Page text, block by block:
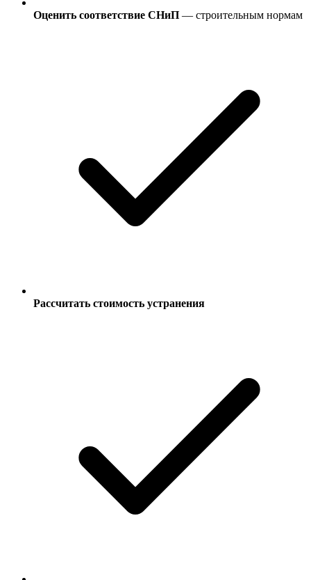
Оценить соответствие СНиП — строительным нормам
Рассчитать стоимость устранения